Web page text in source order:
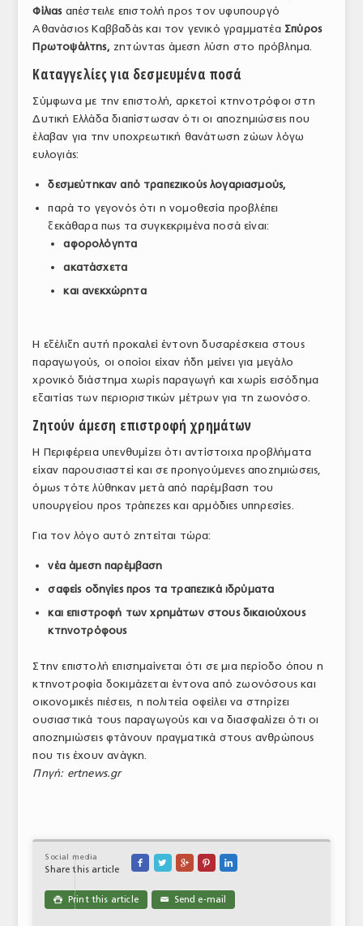
ΥΠΗΡΕΣΙΕΣ
ΕΜΠΟΡΙΚΟΙ ΑΝΤΙΠΡΟΣΩΠΟΙ
ΝΟΜΟΘΕΣΙΑ
ΕΛΛΗΝΙΚΗ ΝΟΜΟΘΕΣΙΑ
ΕΥΡΩΠΑΪΚΗ ΝΟΜΟΘΕΣΙΑ
ΤΟ ΠΕΡΙΟΔΙΚΟ
Profile
Φίλιαςαπέστειλε επιστολή προς τον υφυπουργό
Αθανάσιος Καββαδάς και τον γενικό γραμματέα Σπύρος
Πρωτοψάλτης, ζητώντας άμεση λύση στο πρόβλημα.
Καταγγελίες για δεσμευμένα ποσά
Σύμφωνα με την επιστολή, αρκετοί κτηνοτρόφοι στη
Δυτική Ελλάδα διαπίστωσαν ότι οι αποζημιώσεις που
έλαβαν για την υποχρεωτική θανάτωση ζώων λόγω
ευλογιάς:
δεσμεύτηκαν από τραπεζικούς λογαριασμούς,
παρά το γεγονός ότι η νομοθεσία προβλέπει
ξεκάθαρα πως τα συγκεκριμένα ποσά είναι:
αφορολόγητα
ακατάσχετα
και ανεκχώρητα
Η εξέλιξη αυτή προκαλεί έντονη δυσαρέσκεια στους
παραγωγούς, οι οποίοι είχαν ήδη μείνει για μεγάλο
χρονικό διάστημα χωρίς παραγωγή και χωρίς εισόδημα
εξαιτίας των περιοριστικών μέτρων για τη ζωονόσο.
Ζητούν άμεση επιστροφή χρημάτων
Η Περιφέρεια υπενθυμίζει ότι αντίστοιχα προβλήματα
είχαν παρουσιαστεί και σε προηγούμενες αποζημιώσεις,
όμως τότε λύθηκαν μετά από παρέμβαση του
υπουργείου προς τράπεζες και αρμόδιες υπηρεσίες.
Για τον λόγο αυτό ζητείται τώρα:
νέα άμεση παρέμβαση
σαφείς οδηγίες προς τα τραπεζικά ιδρύματα
και επιστροφή των χρημάτων στους δικαιούχους
κτηνοτρόφους
Στην επιστολή επισημαίνεται ότι σε μια περίοδο όπου η
κτηνοτροφία δοκιμάζεται έντονα από ζωονόσους και
οικονομικές πιέσεις, η πολιτεία οφείλει να στηρίζει
ουσιαστικά τους παραγωγούς και να διασφαλίζει ότι οι
αποζημιώσεις φτάνουν πραγματικά στους ανθρώπους
που τις έχουν ανάγκη.
Πηγή: ertnews.gr
Social media
Share this article
    
 Print this article ✉ Send e-mail